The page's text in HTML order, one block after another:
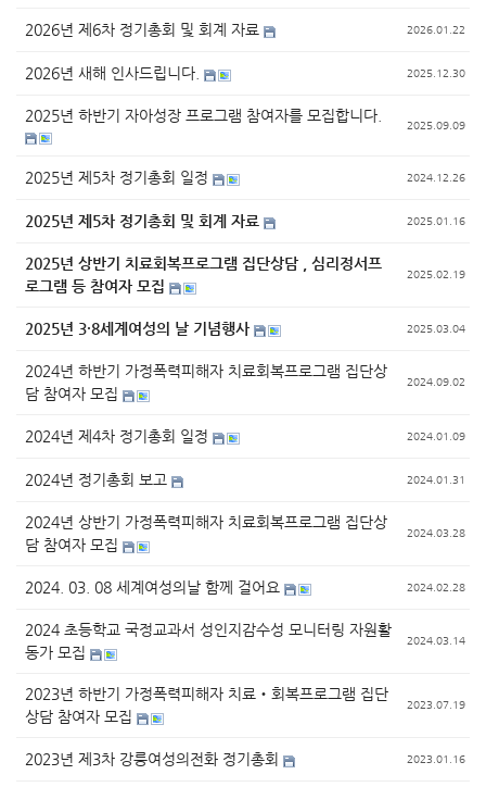
2026년 제6차 정기총회 및 회계 자료 2026.01.22
2026년 새해 인사드립니다. 2025.12.30
2025년 하반기 자아성장 프로그램 참여자를 모집합니다.
2025.09.09
2025년 제5차 정기총회 일정 2024.12.26
2025년 제5차 정기총회 및 회계 자료 2025.01.16
2025년 상반기 치료회복프로그램 집단상담 , 심리정서프
로그램 등 참여자 모집
2025.02.19
2025년 3·8세계여성의 날 기념행사 2025.03.04
2024년 하반기 가정폭력피해자 치료회복프로그램 집단상
담 참여자 모집
2024.09.02
2024년 제4차 정기총회 일정 2024.01.09
2024년 정기총회 보고 2024.01.31
2024년 상반기 가정폭력피해자 치료회복프로그램 집단상
담 참여자 모집
2024.03.28
2024. 03. 08 세계여성의날 함께 걸어요 2024.02.28
2024 초등학교 국정교과서 성인지감수성 모니터링 자원활
동가 모집
2024.03.14
2023년 하반기 가정폭력피해자 치료‧회복프로그램 집단
상담 참여자 모집
2023.07.19
2023년 제3차 강릉여성의전화 정기총회 2023.01.16